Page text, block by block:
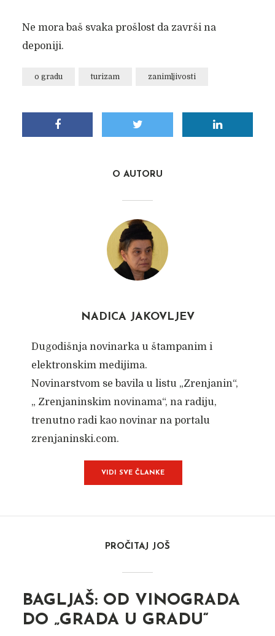
Ne mora baš svaka prošlost da završi na
deponiji.
o gradu turizam zanimljivosti
O AUTORU
NADICA JAKOVLJEV
Dugodišnja novinarka u štampanim i
elektronskim medijima.
Novinarstvom se bavila u listu „Zrenjanin“,
„ Zrenjaninskim novinama“, na radiju,
trenutno radi kao novinar na portalu
zrenjaninski.com.
VIDI SVE ČLANKE
PROČITAJ JOŠ
BAGLJAŠ: OD VINOGRADA
DO „GRADA U GRADU“